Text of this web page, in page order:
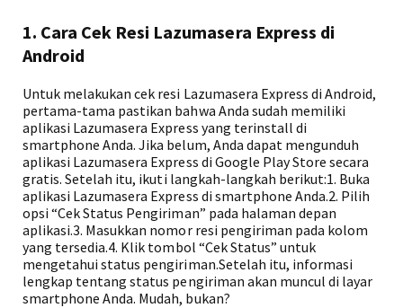
1. Cara Cek Resi Lazumasera Express di
Android
Untuk melakukan cek resi Lazumasera Express di Android,
pertama-tama pastikan bahwa Anda sudah memiliki
aplikasi Lazumasera Express yang terinstall di
smartphone Anda. Jika belum, Anda dapat mengunduh
aplikasi Lazumasera Express di Google Play Store secara
gratis. Setelah itu, ikuti langkah-langkah berikut:1. Buka
aplikasi Lazumasera Express di smartphone Anda.2. Pilih
opsi “Cek Status Pengiriman” pada halaman depan
aplikasi.3. Masukkan nomor resi pengiriman pada kolom
yang tersedia.4. Klik tombol “Cek Status” untuk
mengetahui status pengiriman.Setelah itu, informasi
lengkap tentang status pengiriman akan muncul di layar
smartphone Anda. Mudah, bukan?